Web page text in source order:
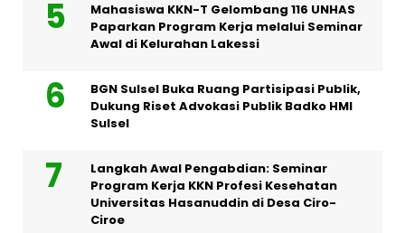
Mahasiswa KKN-T Gelombang 116 UNHAS
Paparkan Program Kerja melalui Seminar
Awal di Kelurahan Lakessi
BGN Sulsel Buka Ruang Partisipasi Publik,
Dukung Riset Advokasi Publik Badko HMI
Sulsel
Langkah Awal Pengabdian: Seminar
Program Kerja KKN Profesi Kesehatan
Universitas Hasanuddin di Desa Ciro-
Ciroe